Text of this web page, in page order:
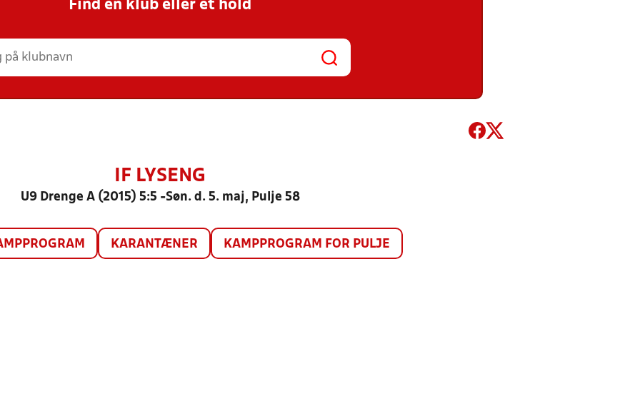
Find en klub eller et hold
IF LYSENG
U9 Drenge A (2015) 5:5 -Søn. d. 5. maj, Pulje 58
KARANTÆNER KAMPPROGRAM FOR PULJE